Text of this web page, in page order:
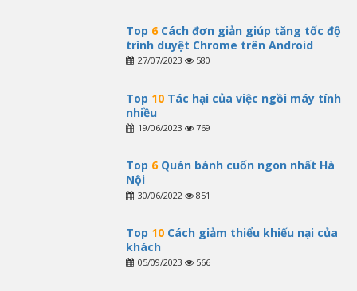
Top 6Cách đơn giản giúp tăng tốc độ
trình duyệt Chrome trên Android
27/07/2023 580
Top 10Tác hại của việc ngồi máy tính
nhiều
19/06/2023 769
Top 6Quán bánh cuốn ngon nhất Hà
Nội
30/06/2022 851
Top 10Cách giảm thiểu khiếu nại của
khách
05/09/2023 566